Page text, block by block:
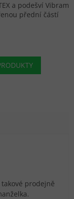
a podešví Vibram
přední částí
prodejně